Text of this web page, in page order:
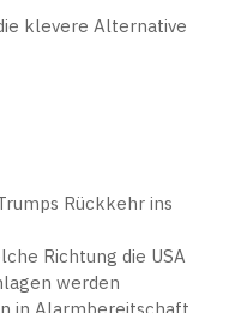
klevere Alternative
Rückkehr ins
Richtung die USA
werden